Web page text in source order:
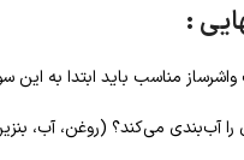
:
مناسب باید ابتدا به این
آب‌بندی می‌کند؟ (روغن، آب،